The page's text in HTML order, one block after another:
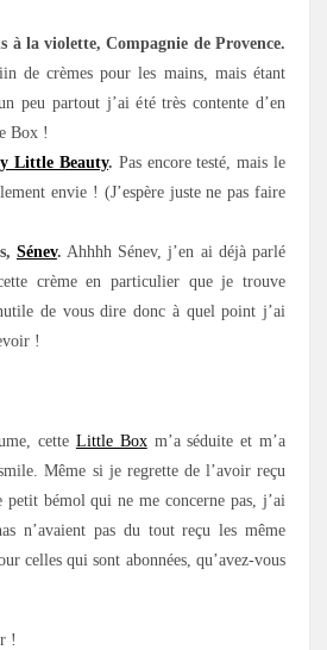
à la violette, Compagnie de Provence.
de crèmes pour les mains, mais étant
peu partout j’ai été très contente d’en
Box !
Little Beauty. Pas encore testé, mais le
envie ! (J’espère juste ne pas faire
Sénev. Ahhhh Sénev, j’en ai déjà parlé
crème en particulier que je trouve
de vous dire donc à quel point j’ai
!
cette Little Boxm’a séduite et m’a
Même si je regrette de l’avoir reçu
bémol qui ne me concerne pas, j’ai
n’avaient pas du tout reçu les même
celles qui sont abonnées, qu’avez-vous
!